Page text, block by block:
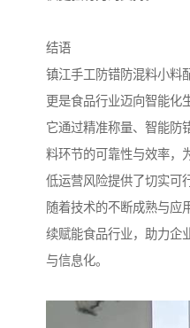
结语
镇江手工防错防混料小料
更是食品行业迈向智能化
它通过精准称量、智能防
料环节的可靠性与效率，
低运营风险提供了切实可
随着技术的不断成熟与应
续赋能食品行业，助力企
与信息化。